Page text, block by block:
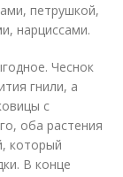
петрушкой,
нарциссами.
Чеснок
гнили, а
с
оба растения
который
В конце